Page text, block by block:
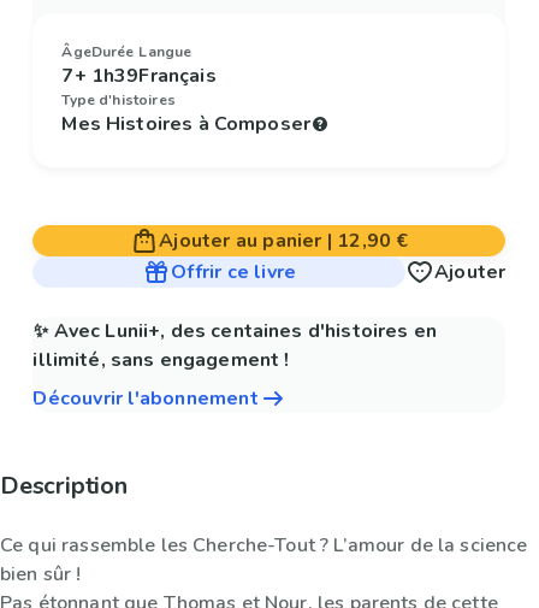
Âge
7+
Durée
1h39
Langue
Français
Type d'histoires
Mes Histoires à Composer
Ajouter au panier | 12,90 €
Offrir ce livre
Ajouter
✨ Avec Lunii+, des centaines d'histoires en
illimité, sans engagement !
Découvrir l'abonnement
Description
Ce qui rassemble les Cherche-Tout ? L’amour de la science
bien sûr !